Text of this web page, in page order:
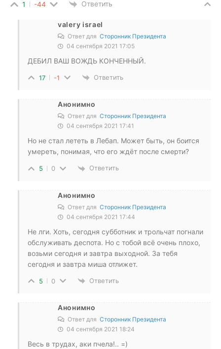
1 -44 Ответить
valery israel
Ответ для Сторонник Президента
04 сентября 2021 17:05
ДЕБИЛ ВАШ ВОЖДЬ КОНЧЕННЫЙ.
17 -1 Ответить
Анонимно
Ответ для Сторонник Президента
04 сентября 2021 17:41
Но не стал лететь в Лебап. Может быть, он боится
умереть, понимая, что его ждёт после смерти?
5 0 Ответить
Анонимно
Ответ для Сторонник Президента
04 сентября 2021 17:44
Не лги. Хоть, сегодня субботник и трольчат погнали
обслуживать деспота. Но с тобой всё очень плохо,
возьми сегодня и завтра выходной. За тебя
сегодня и завтра миша отлижет.
5 0 Ответить
Анонимно
Ответ для Сторонник Президента
04 сентября 2021 18:24
Весь в трудах, аки пчела!.. =)